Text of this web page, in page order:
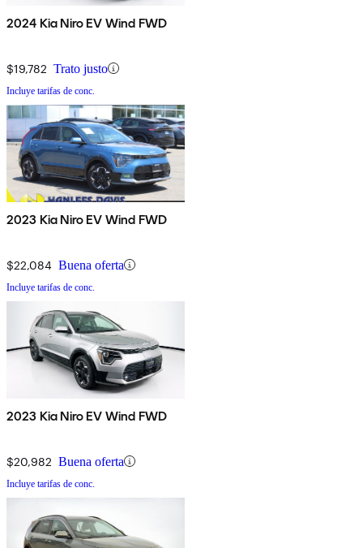
2024 Kia Niro EV Wind FWD
$19,782 Trato justo
Incluye tarifas de conc.
2023 Kia Niro EV Wind FWD
$22,084 Buena oferta
Incluye tarifas de conc.
2023 Kia Niro EV Wind FWD
$20,982 Buena oferta
Incluye tarifas de conc.